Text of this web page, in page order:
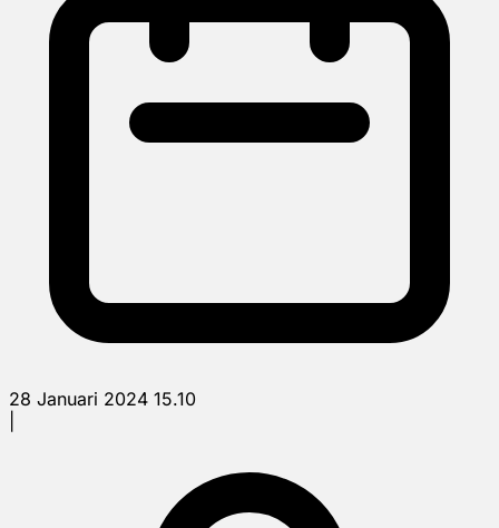
28 Januari 2024 15.10